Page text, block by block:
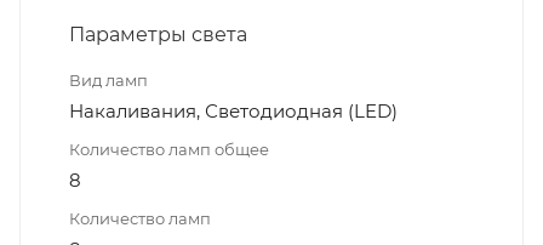
Параметры света
Вид ламп
Накаливания, Светодиодная (LED)
Количество ламп общее
8
Количество ламп